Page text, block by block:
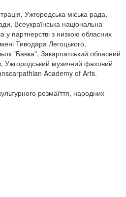
Ужгородська міська рада,
Всеукраїнська національна
у партнерстві з низкою обласних
Тиводара Легоцького,
"Бавка", Закарпатський обласний
Ужгородський музичний фаховий
Academy of Arts.
розмаїття, народних